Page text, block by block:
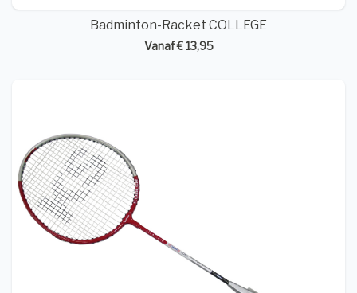
Badminton-Racket COLLEGE
Vanaf € 13,95